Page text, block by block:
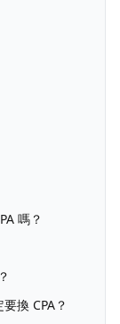
嗎？
換 CPA？